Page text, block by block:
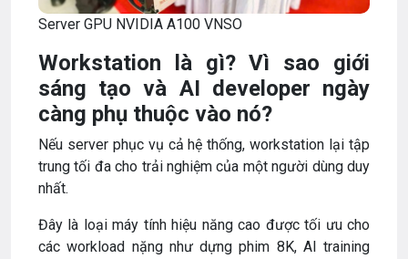
Server GPU NVIDIA A100 VNSO
Workstation là gì? Vì sao giới
sáng tạo và AI developer ngày
càng phụ thuộc vào nó?
Nếu server phục vụ cả hệ thống, workstation lại tập
trung tối đa cho trải nghiệm của một người dùng duy
nhất.
Đây là loại máy tính hiệu năng cao được tối ưu cho
các workload nặng như dựng phim 8K, AI training